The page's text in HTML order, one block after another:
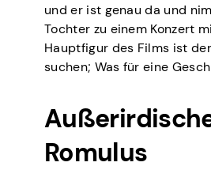
und er ist genau da und
Tochter zu einem Konzert
Hauptfigur des Films ist
suchen; Was für eine
Romulus